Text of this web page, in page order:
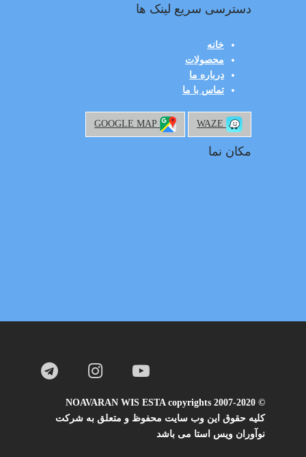
دسترسی سریع لینک ها
خانه
محصولات
درباره ما
تماس با ما
مکان نما
© NOAVARAN WIS ESTA copyrights 2007-2020
کلیه حقوق این وب سایت محفوظ و متعلق به شرکت
نوآوران ویس استا می باشد